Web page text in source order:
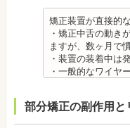
直後に痛みを感じ
まる場合が多いで
きにしみる「知覚
すが、基本的には
場合は、歯科医師
金属アレルギー
は、皮膚科で行わ
矯正装置が直接的
・矯正中舌の動き
ますが、数ヶ月で
・装置の装着中は
・一般的なワイヤ
・矯正治療中に装
ついたり、口内炎
部分矯正の副作用と